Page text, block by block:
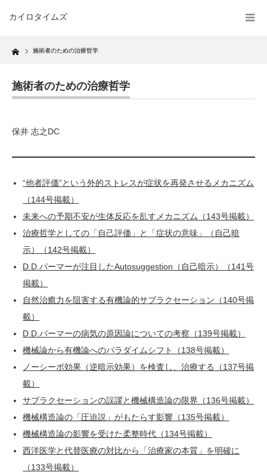
カイロタイムズ
Home 施術者のための治療哲学
施術者のための治療哲学
保井 志之DC
“他者評価”という外的ストレスが症状を再発させるメカニズム
（144号掲載）
未来への予期不安が生体反応を乱すメカニズム（143号掲載）
治療哲学としての「自己評価」と「症状の意味」（自己暗
示）（142号掲載）
D.D.パーマーが注目したAutosuggestion（自己暗示）（141号
掲載）
自然治癒力を阻害する有機論的サブラクセーション（140号掲
載）
D.D.パーマーの病気の原因論についての考察（139号掲載）
機械論から有機論へのパラダイムシフト（138号掲載）
ノーシーボ効果（逆暗示効果）を検査し、治療する（137号掲
載）
サブラクセーションの誤謬と機械構造論の限界（136号掲載）
機械構造論の「圧迫説」がもたらす影響（135号掲載）
機械構造論の影響を受けた柔整時代（134号掲載）
西洋医学と代替医療の対比から「治療家の本質」を明確に
（133号掲載）